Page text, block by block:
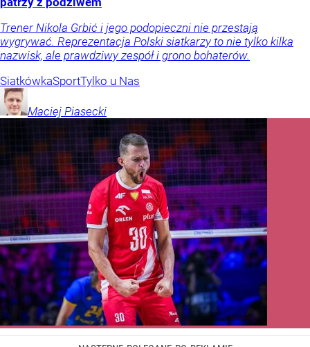
Trener Nikola Grbić i jego podopieczni nie przestają
wygrywać. Reprezentacja Polski siatkarzy to nie tylko kilka
nazwisk, ale prawdziwy zespół i grono bohaterów.
SiatkówkaSportTylko u Nas
Maciej Piasecki